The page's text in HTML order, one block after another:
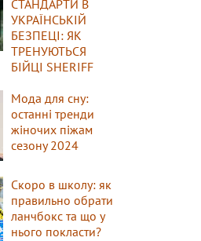
СТАНДАРТИ В
УКРАЇНСЬКІЙ
БЕЗПЕЦІ: ЯК
ТРЕНУЮТЬСЯ
БІЙЦІ SHERIFF
Мода для сну:
останні тренди
жіночих піжам
сезону 2024
Скоро в школу: як
правильно обрати
ланчбокс та що у
нього покласти?